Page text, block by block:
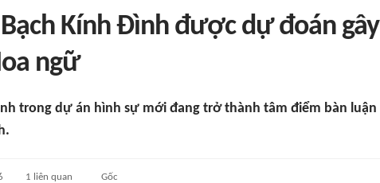
Kính Đình được dự đoán gây
ngữ
trong dự án hình sự mới đang trở thành tâm điểm bàn luận
1 liên quan Gốc